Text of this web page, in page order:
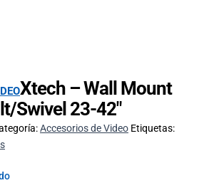
Xtech – Wall Mount
Swivel 23-42″
Accesorios de Video Etiquetas: